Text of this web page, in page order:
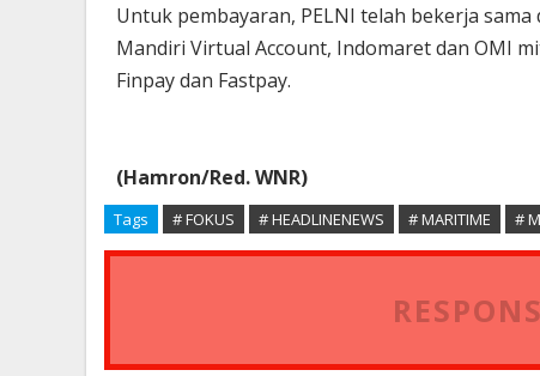
Untuk pembayaran, PELNI telah bekerja
Mandiri Virtual Account, Indomaret dan OMI
Finpay dan Fastpay.
(Hamron/Red. WNR)
Tags # FOKUS # HEADLINENEWS # MARITIME #